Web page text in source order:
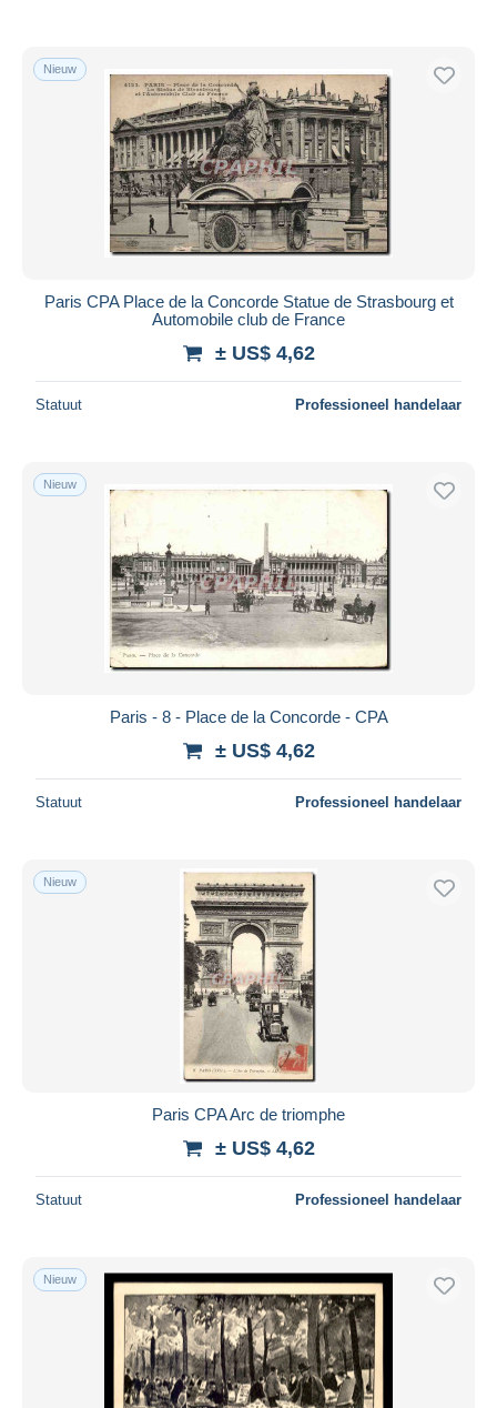
Nieuw
Paris CPA Place de la Concorde Statue de Strasbourg et
Automobile club de France
± US$ 4,62
Statuut Professioneel handelaar
Nieuw
Paris - 8 - Place de la Concorde - CPA
± US$ 4,62
Statuut Professioneel handelaar
Nieuw
Paris CPA Arc de triomphe
± US$ 4,62
Statuut Professioneel handelaar
Nieuw